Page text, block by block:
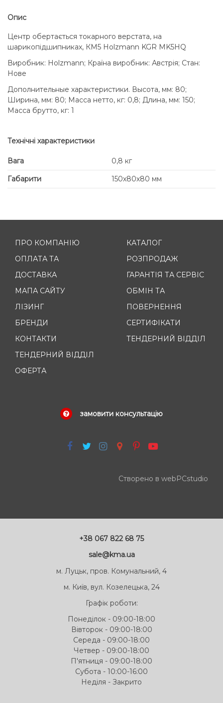
Опис
Центр обертається токарного верстата, на
шарикопідшипниках, КМ5 Holzmann KGR MK5HQ
Виробник: Holzmann; Країна виробник: Австрія; Стан:
Нове
Дополнительные характеристики. Высота, мм: 80;
Ширина, мм: 80; Масса нетто, кг: 0,8; Длина, мм: 150;
Масса брутто, кг: 1
Технічні характеристики
Вага
0,8 кг
Габарити
150х80х80 мм
ПРО КОМПАНІЮ
ОПЛАТА ТА
ДОСТАВКА
МАПА САЙТУ
ЛІЗИНГ
БРЕНДИ
КОНТАКТИ
ТЕНДЕРНИЙ ВІДДІЛ
ОФЕРТА
КАТАЛОГ
РОЗПРОДАЖ
ГАРАНТІЯ ТА СЕРВІС
ОБМІН ТА
ПОВЕРНЕННЯ
СЕРТИФІКАТИ
ТЕНДЕРНИЙ ВІДДІЛ
замовити консультацію
Створено в webPCstudio
+38 067 822 68 75
sale@kma.ua
м. Луцьк, пров. Комунальний, 4
м. Київ, вул. Козелецька, 24
Графік роботи:
Понеділок - 09:00-18:00
Вівторок - 09:00-18:00
Середа - 09:00-18:00
Четвер - 09:00-18:00
П'ятниця - 09:00-18:00
Субота - 10:00-16:00
Неділя - Закрито